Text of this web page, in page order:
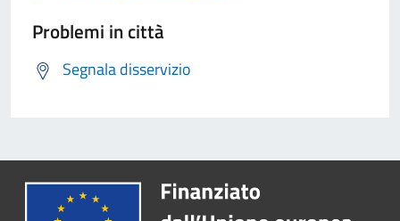
Problemi in città
Segnala disservizio